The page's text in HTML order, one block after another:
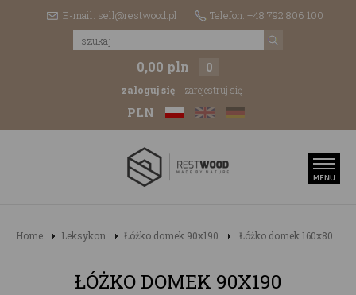
E-mail: sell@restwood.pl Telefon: +48 792 806 100
0,00 pln 0
zaloguj się zarejestruj się
PLN
Home Leksykon Łóżko domek 90x190 Łóżko domek 160x80
ŁÓŻKO DOMEK 90X190